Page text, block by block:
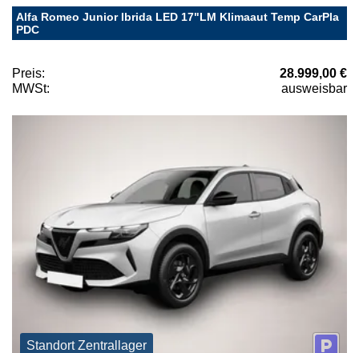
Alfa Romeo Junior Ibrida LED 17"LM Klimaaut Temp CarPla
PDC
Preis:
28.999,00 €
MWSt:
ausweisbar
Standort Zentrallager